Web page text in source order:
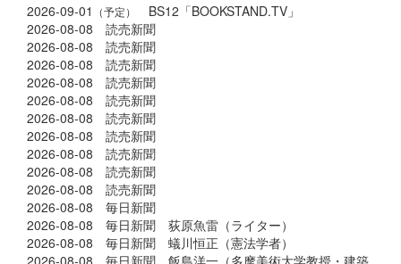
2026-09-01 （予定）
BS12「BOOKSTAND.TV」
2026-08-08 読売新聞
2026-08-08 読売新聞
2026-08-08 読売新聞
2026-08-08 読売新聞
2026-08-08 読売新聞
2026-08-08 読売新聞
2026-08-08 読売新聞
2026-08-08 読売新聞
2026-08-08 読売新聞
2026-08-08 読売新聞
2026-08-08 毎日新聞
2026-08-08 毎日新聞 荻原魚雷（ライター）
2026-08-08 毎日新聞 蟻川恒正（憲法学者）
2026-08-08 毎日新聞 飯島洋一（多摩美術大学教授・建築